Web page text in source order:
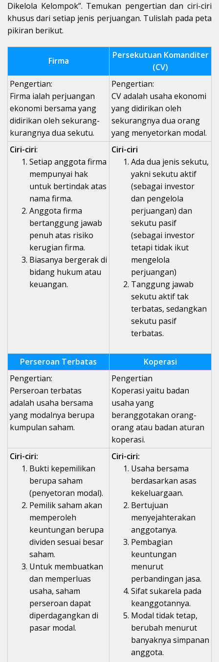
Dikelola Kelompok”. Temukan pengertian dan ciri-ciri
khusus dari setiap jenis perjuangan. Tulislah pada peta
pikiran berikut.
Firma
Persekutuan Komanditer
(CV)
Pengertian:
Firma ialah perjuangan
ekonomi bersama yang
didirikan oleh sekurang-
kurangnya dua sekutu.
Pengertian:
CV adalah usaha ekonomi
yang didirikan oleh
sekurangnya dua orang
yang menyetorkan modal.
Ciri-ciri:
Setiap anggota firma
mempunyai hak
untuk bertindak atas
nama firma.
Anggota firma
bertanggung jawab
penuh atas risiko
kerugian firma.
Biasanya bergerak di
bidang hukum atau
keuangan.
Ciri-ciri
Ada dua jenis sekutu,
yakni sekutu aktif
(sebagai investor
dan pengelola
perjuangan) dan
sekutu pasif
(sebagai investor
tetapi tidak ikut
mengelola
perjuangan)
Tanggung jawab
sekutu aktif tak
terbatas, sedangkan
sekutu pasif
terbatas.
Perseroan Terbatas
Koperasi
Pengertian:
Perseroan terbatas
adalah usaha bersama
yang modalnya berupa
kumpulan saham.
Pengertian
Koperasi yaitu badan
usaha yang
beranggotakan orang-
orang atau badan aturan
koperasi.
Ciri-ciri:
Bukti kepemilikan
berupa saham
(penyetoran modal).
Pemilik saham akan
memperoleh
keuntungan berupa
dividen sesuai besar
saham.
Untuk membuatkan
dan memperluas
usaha, saham
perseroan dapat
diperdagangkan di
pasar modal.
Ciri-ciri:
Usaha bersama
berdasarkan asas
kekeluargaan.
Bertujuan
menyejahterakan
anggotanya.
Pembagian
keuntungan
menurut
perbandingan jasa.
Sifat sukarela pada
keanggotannya.
Modal tidak tetap,
berubah menurut
banyaknya simpanan
anggota.